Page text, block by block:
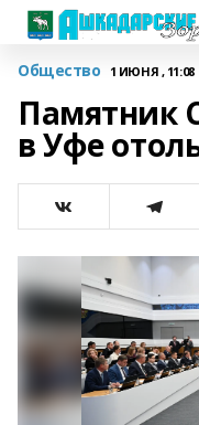
Общество 1 ИЮНЯ , 11:08
Памятник
в Уфе